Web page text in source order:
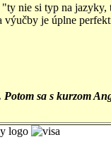
nie si typ na
je úplne
sa s kurzom